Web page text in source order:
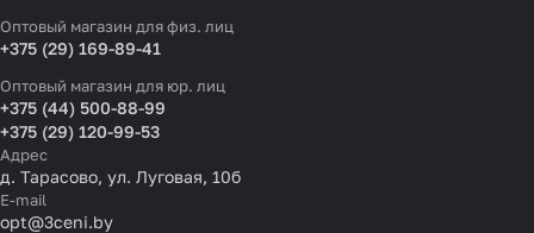
Оптовый магазин для физ. лиц
+375 (29) 169-89-41
Оптовый магазин для юр. лиц
+375 (44) 500-88-99
+375 (29) 120-99-53
Адрес
д. Тарасово, ул. Луговая, 10б
E-mail
opt@3ceni.by